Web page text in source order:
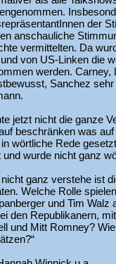
der
anschauliche
vermittelten. Da
von US-Linken die
werden.
Sanchez
jetzt nicht die ganze
beschränken was
wörtliche Rede
und wurde nicht ganz
nicht ganz verstehe ist
Welche Rolle
und Tim
den Republikanern,
und Mitt Romney?